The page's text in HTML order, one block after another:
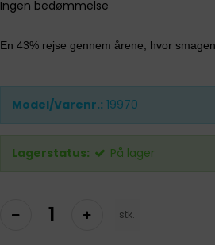
Ingen bedømmelse
En 43% rejse gennem årene, hvor
Model/Varenr.: 19970
Lagerstatus: På lager
stk.